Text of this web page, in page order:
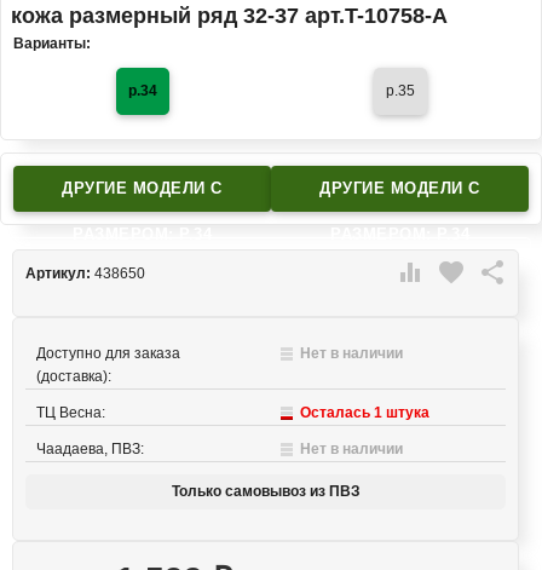
кожа размерный ряд 32-37 арт.T-10758-A
Варианты:
р.34 р.35
ДРУГИЕ МОДЕЛИ C ДРУГИЕ МОДЕЛИ C
 favorite 
Артикул: 438650
Доступно для заказа
(доставка):
Нет в наличии
ТЦ Весна: Осталась 1 штука
Чаадаева, ПВЗ: Нет в наличии
Только самовывоз из ПВЗ